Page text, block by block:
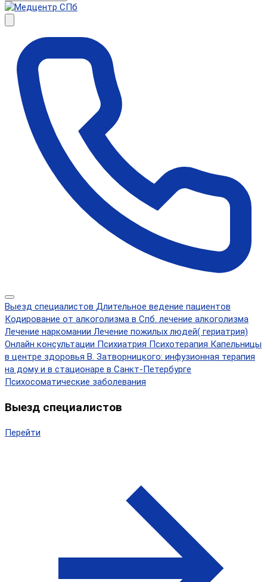
Выезд специалистов Длительное ведение пациентов
Кодирование от алкоголизма в Спб. лечение алкоголизма
Лечение наркомании Лечение пожилых людей( гериатрия)
Онлайн консультации Психиатрия Психотерапия Капельницы
в центре здоровья В. Затворницкого: инфузионная терапия
на дому и в стационаре в Санкт-Петербурге
Психосоматические заболевания
Выезд специалистов
Перейти